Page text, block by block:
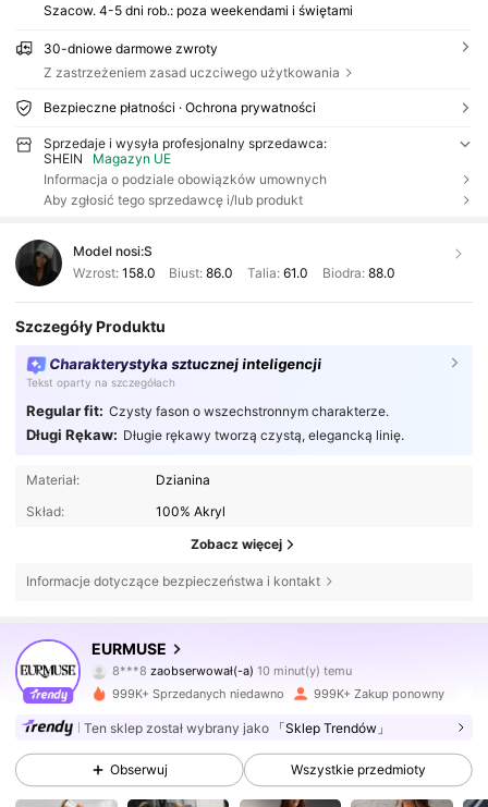
Szacow. 4-5 dni rob.: poza weekendami i świętami
30-dniowe darmowe zwroty
Z zastrzeżeniem zasad uczciwego użytkowania
Bezpieczne płatności · Ochrona prywatności
Sprzedaje i wysyła profesjonalny sprzedawca:
SHEIN
Magazyn UE
Informacja o podziale obowiązków umownych
Aby zgłosić tego sprzedawcę i/lub produkt
Model nosi:S
Wzrost: 158.0 Biust:86.0 Talia: 61.0 Biodra: 88.0
Szczegóły Produktu
Charakterystyka sztucznej inteligencji
Tekst oparty na szczegółach
Regular fit: Czysty fason o wszechstronnym charakterze.
Długi Rękaw: Długie rękawy tworzą czystą, elegancką linię.
Materiał:
Dzianina
Skład:
100% Akryl
Zobacz więcej
Informacje dotyczące bezpieczeństwa i kontakt
EURMUSE
8***8zaobserwował(-a)
c***9przegląda
4,75
354K Obserwujący
4,75 354K Obserwujący
999K+ Sprzedanych niedawno 999K+ Zakup ponowny
Ten sklep został wybrany jako 「Sklep Trendów」
Obserwuj Wszystkie przedmioty